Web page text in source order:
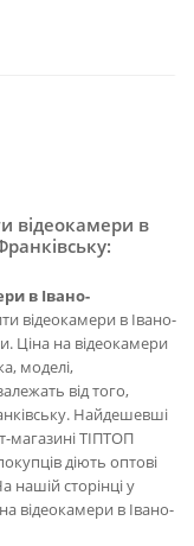
відеокамери в
в Івано-
відеокамери в Івано-
Ціна на відеокамери
моделі,
від того,
Найдешевші
магазині ТІПТОП
діють оптові
нашій сторінці у
відеокамери в Івано-